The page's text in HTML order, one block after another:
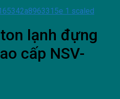
lạnh đựng
cấp NSV-